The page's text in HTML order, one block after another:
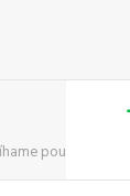
použite